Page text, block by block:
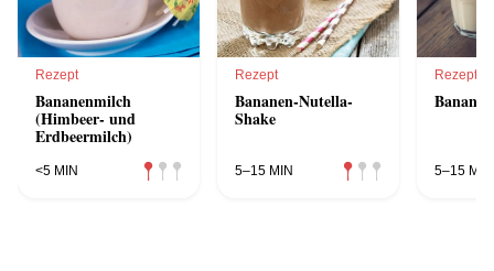
Rezept
Bananenmilch
(Himbeer- und
Erdbeermilch)
<5 MIN
Rezept
Bananen-Nutella-
Shake
5–15 MIN
Rezept
5–15 MIN